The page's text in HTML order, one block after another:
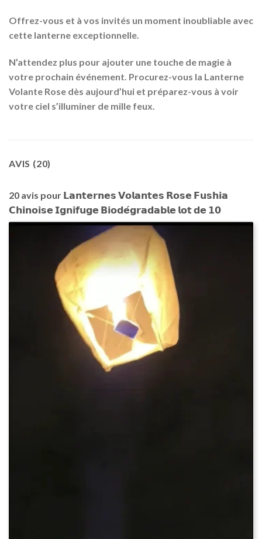
Offrez-vous et à vos invités un moment inoubliable avec
cette lanterne exceptionnelle.
N’attendez plus pour ajouter une touche de magie à
votre prochain événement. Procurez-vous la Lanterne
Volante Rose dès aujourd’hui et préparez-vous à voir
votre ciel s’illuminer de mille feux.
AVIS (20)
20 avis pour 𝗟𝗮𝗻𝘁𝗲𝗿𝗻𝗲𝘀 𝗩𝗼𝗹𝗮𝗻𝘁𝗲𝘀 𝗥𝗼𝘀𝗲 𝗙𝘂𝘀𝗵𝗶𝗮
𝗖𝗵𝗶𝗻𝗼𝗶𝘀𝗲 𝗜𝗴𝗻𝗶𝗳𝘂𝗴𝗲 𝗕𝗶𝗼𝗱𝗲́𝗴𝗿𝗮𝗱𝗮𝗯𝗹𝗲 𝗹𝗼𝘁 𝗱𝗲 𝟭𝟬